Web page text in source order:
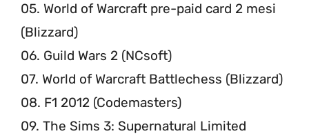
05. World of Warcraft pre-paid card 2 mesi
(Blizzard)
06. Guild Wars 2 (NCsoft)
07. World of Warcraft Battlechess (Blizzard)
08. F1 2012 (Codemasters)
09. The Sims 3: Supernatural Limited